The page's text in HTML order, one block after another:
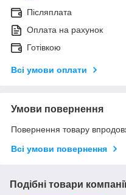
Післяплата
Оплата на рахунок
Готівкою
Всі умови оплати
Умови повернення
Повернення товару
Всі умови повернення
Подібні товари